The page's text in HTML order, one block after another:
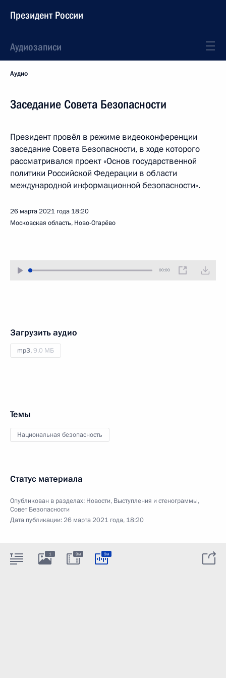
Президент России
Аудиозаписи
Аудио
Заседание Совета Безопасности
Президент провёл в режиме видеоконференции
заседание Совета Безопасности, в ходе которого
рассматривался проект «Основ государственной
политики Российской Федерации в области
международной информационной безопасности».
26 марта 2021 года 18:20
Московская область, Ново-Огарёво
00:00
Загрузить аудио
mp3,9.0 МБ
Темы
Национальная безопасность
Статус материала
Опубликован в разделах: Новости, Выступления и стенограммы,
Совет Безопасности
Дата публикации:26 марта 2021 года, 18:20
1 9м 9м